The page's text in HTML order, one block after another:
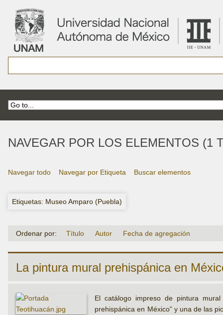
NAVEGAR POR LOS ELEMENTOS (1
Navegar todo Navegar por Etiqueta Buscar elementos
Etiquetas: Museo Amparo (Puebla)
Ordenar por: Título Autor Fecha de agregación
La pintura mural prehispánica en
El catálogo impreso de pintura
prehispánica en México” y una de las